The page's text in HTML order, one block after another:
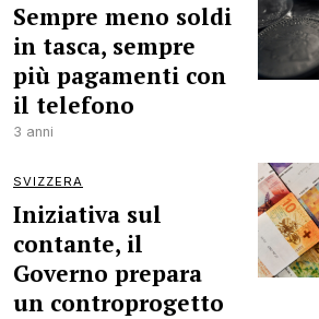
Sempre meno soldi
in tasca, sempre
più pagamenti con
il telefono
3 anni
SVIZZERA
Iniziativa sul
contante, il
Governo prepara
un controprogetto